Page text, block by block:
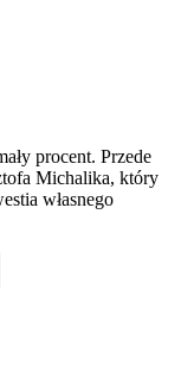
procent. Przede
Michalika, który
własnego